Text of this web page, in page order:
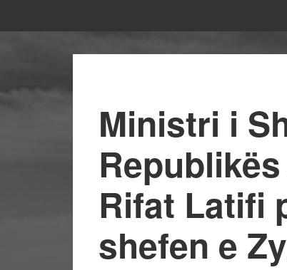
Ministri i
Rifat Latifi
shefen e